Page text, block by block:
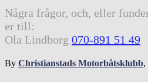
Några frågor, och, eller
er till:
Ola Lindborg 070-891 51 49
By Christianstads Motorbåtsklubb,